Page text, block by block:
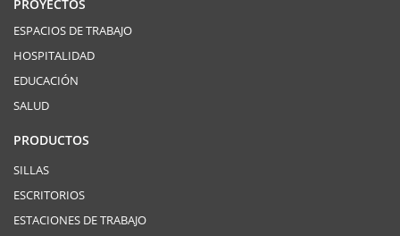
PROYECTOS
ESPACIOS DE TRABAJO
HOSPITALIDAD
EDUCACIÓN
SALUD
PRODUCTOS
SILLAS
ESCRITORIOS
ESTACIONES DE TRABAJO